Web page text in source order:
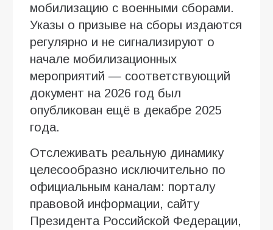
мобилизацию с военными сборами.
Указы о призыве на сборы издаются
регулярно и не сигнализируют о
начале мобилизационных
мероприятий — соответствующий
документ на 2026 год был
опубликован ещё в декабре 2025
года.
Отслеживать реальную динамику
целесообразно исключительно по
официальным каналам: порталу
правовой информации, сайту
Президента Российской Федерации,